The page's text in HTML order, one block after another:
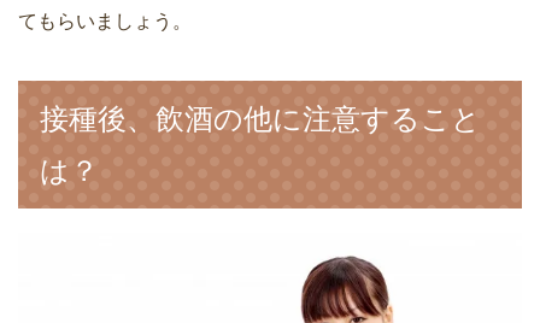
てもらいましょう。
接種後、飲酒の他に注意すること
は？